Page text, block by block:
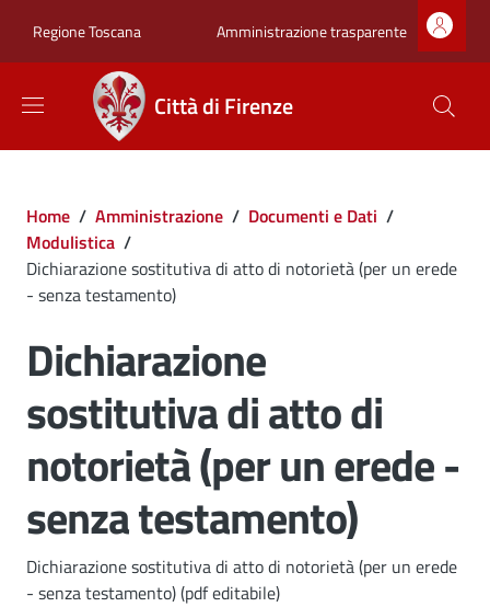
Regione Toscana Zona superiore
Amministrazione trasparente
Città di Firenze
Briciole di pane
Home / Amministrazione / Documenti e Dati /
Modulistica /
Dichiarazione sostitutiva di atto di notorietà (per un erede
- senza testamento)
Dichiarazione
sostitutiva di atto di
notorietà (per un erede -
senza testamento)
Dettagli
Dichiarazione sostitutiva di atto di notorietà (per un erede
- senza testamento) (pdf editabile)